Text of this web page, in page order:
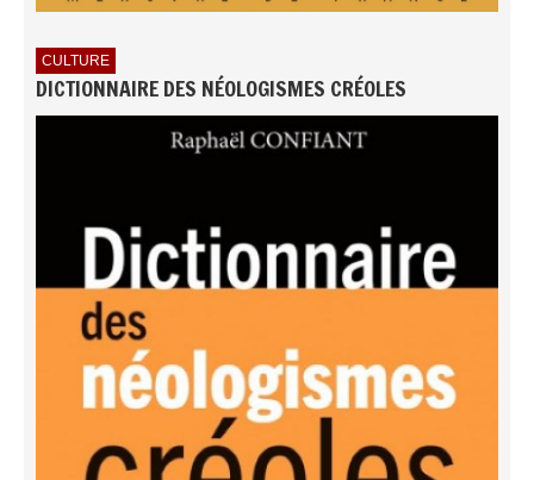
CULTURE
DICTIONNAIRE DES NÉOLOGISMES CRÉOLES